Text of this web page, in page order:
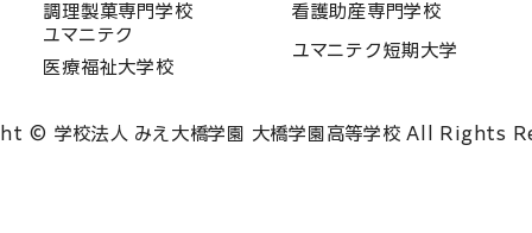
調理製菓専門学校
看護助産専門学校
ユマニテク
医療福祉大学校
ユマニテク短期大学
© 学校法人 みえ大橋学園 大橋学園高等学校 All Rights